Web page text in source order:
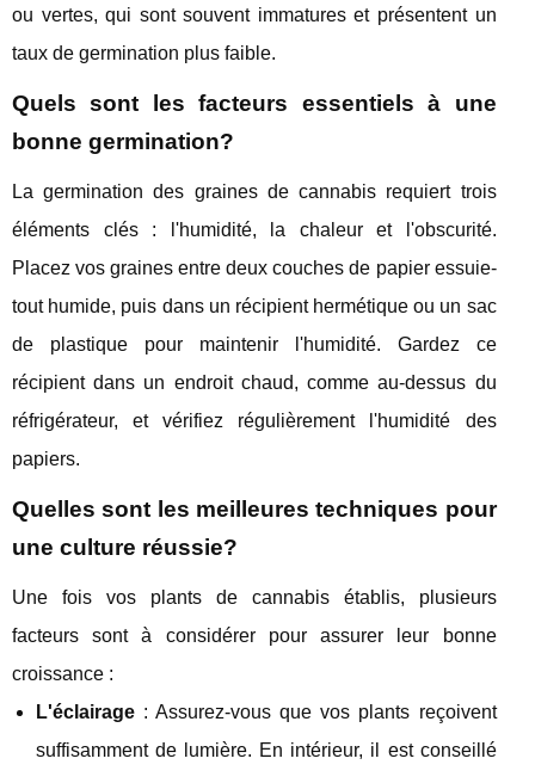
ou vertes, qui sont souvent immatures et présentent un
taux de germination plus faible.
Quels sont les facteurs essentiels à une
bonne germination?
La germination des graines de cannabis requiert trois
éléments clés : l'humidité, la chaleur et l'obscurité.
Placez vos graines entre deux couches de papier essuie-
tout humide, puis dans un récipient hermétique ou un sac
de plastique pour maintenir l'humidité. Gardez ce
récipient dans un endroit chaud, comme au-dessus du
réfrigérateur, et vérifiez régulièrement l'humidité des
papiers.
Quelles sont les meilleures techniques pour
une culture réussie?
Une fois vos plants de cannabis établis, plusieurs
facteurs sont à considérer pour assurer leur bonne
croissance :
L'éclairage : Assurez-vous que vos plants reçoivent
suffisamment de lumière. En intérieur, il est conseillé